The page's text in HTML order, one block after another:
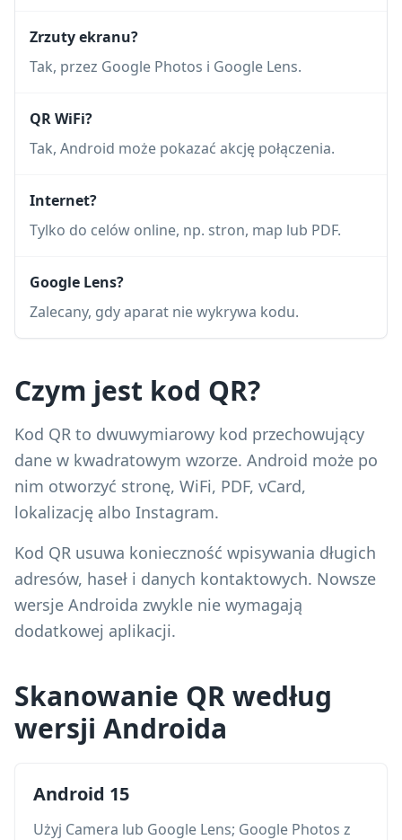
Zrzuty ekranu?
Tak, przez Google Photos i Google Lens.
QR WiFi?
Tak, Android może pokazać akcję połączenia.
Internet?
Tylko do celów online, np. stron, map lub PDF.
Google Lens?
Zalecany, gdy aparat nie wykrywa kodu.
Czym jest kod QR?
Kod QR to dwuwymiarowy kod przechowujący
dane w kwadratowym wzorze. Android może po
nim otworzyć stronę, WiFi, PDF, vCard,
lokalizację albo Instagram.
Kod QR usuwa konieczność wpisywania długich
adresów, haseł i danych kontaktowych. Nowsze
wersje Androida zwykle nie wymagają
dodatkowej aplikacji.
Skanowanie QR według
wersji Androida
Android 15
Użyj Camera lub Google Lens; Google Photos z